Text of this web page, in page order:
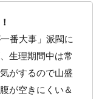
番大事」派閥に
生理期間中は常
がするので山盛
が空きにくい＆